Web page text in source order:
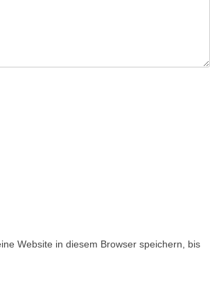
Website in diesem Browser speichern, bis